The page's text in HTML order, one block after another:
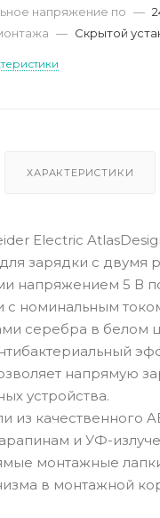
напряжение по —
— Скрытой
ХАРАКТЕРИСТИКИ
Electric
зарядки с двумя
напряжением 5 В
с номинальным
серебра в белом
напрямую
устройства.
из качественного
и УФ-
монтажные
в монтажной